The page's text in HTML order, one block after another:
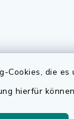
die
hierfür